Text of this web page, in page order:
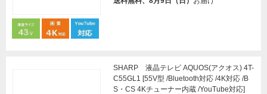
SHARP 液晶テレビ AQUOS(アクオス) 4T-
C55GL1 [55V型 /Bluetooth対応 /4K対応 /B
S・CS 4Kチューナー内蔵 /YouTube対応]